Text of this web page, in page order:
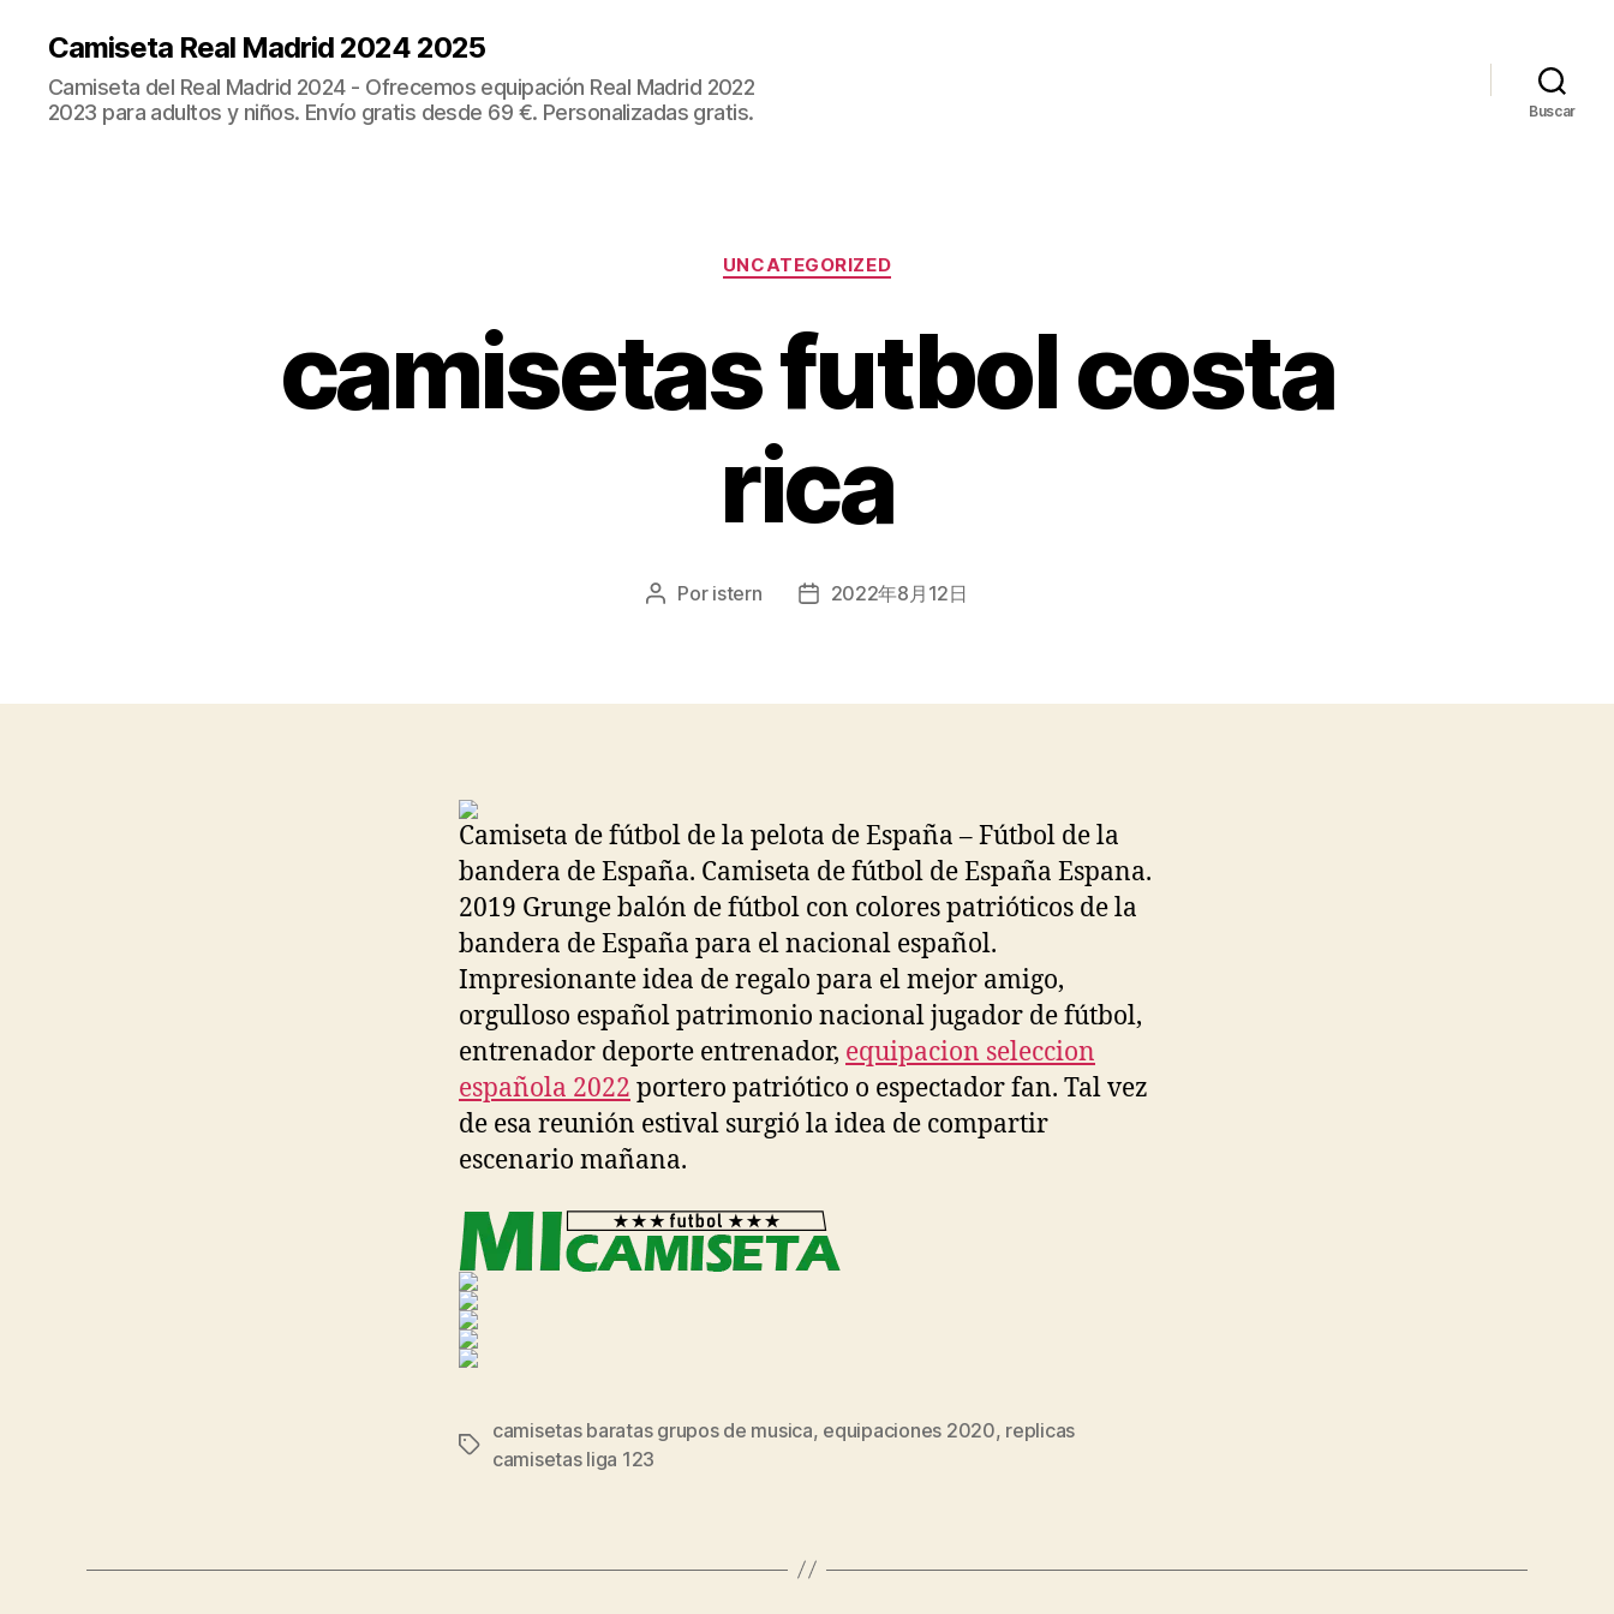
Camiseta Real Madrid 2024 2025
Camiseta del Real Madrid 2024 - Ofrecemos equipación Real Madrid 2022
2023 para adultos y niños. Envío gratis desde 69 €. Personalizadas gratis.
Buscar
Categorías
UNCATEGORIZED
camisetas futbol costa
rica
Autor
Por istern
Fecha2022年8月12日
Camiseta de fútbol de la pelota de España – Fútbol de la
bandera de España. Camiseta de fútbol de España Espana.
2019 Grunge balón de fútbol con colores patrióticos de la
bandera de España para el nacional español.
Impresionante idea de regalo para el mejor amigo,
orgulloso español patrimonio nacional jugador de fútbol,
entrenador deporte entrenador, equipacion seleccion
española 2022 portero patriótico o espectador fan. Tal vez
de esa reunión estival surgió la idea de compartir
escenario mañana.
Etiquetas
camisetas baratas grupos de musica, equipaciones 2020, replicas
camisetas liga 123